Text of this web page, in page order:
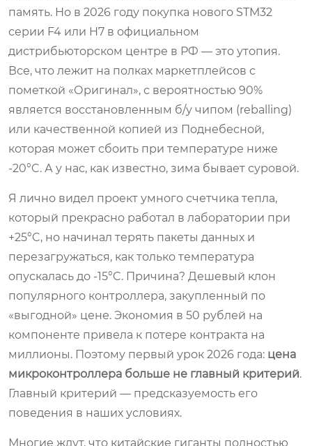
память. Но в 2026 году покупка нового STM32
серии F4 или H7 в официальном
дистрибьюторском центре в РФ — это утопия.
Все, что лежит на полках маркетплейсов с
пометкой «Оригинал», с вероятностью 90%
является восстановленным б/у чипом (reballing)
или качественной копией из Поднебесной,
которая может сбоить при температуре ниже
-20°C. А у нас, как известно, зима бывает суровой.
Я лично видел проект умного счетчика тепла,
который прекрасно работал в лаборатории при
+25°C, но начинал терять пакеты данных и
перезагружаться, как только температура
опускалась до -15°C. Причина? Дешевый клон
популярного контроллера, закупленный по
«выгодной» цене. Экономия в 50 рублей на
компоненте привела к потере контракта на
миллионы. Поэтому первый урок 2026 года: цена
микроконтроллера больше не главный критерий.
Главный критерий — предсказуемость его
поведения в наших условиях.
Многие ждут, что китайские гиганты полностью